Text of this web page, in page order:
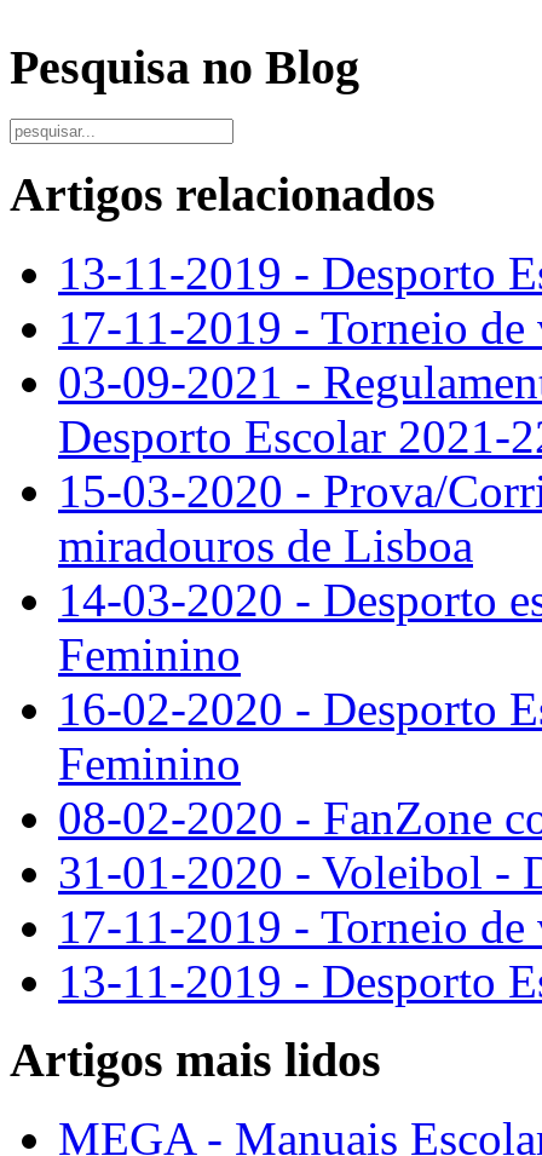
Pesquisa no Blog
Artigos relacionados
13-11-2019 - Desporto
17-11-2019 - Torneio
03-09-2021 -
Desporto Escolar 2021-
15-03-2020 - Prova/
miradouros de Lisboa
14-03-2020 - Desporto
Feminino
16-02-2020 - Desporto
Feminino
08-02-2020 - FanZone
31-01-2020 - Voleibol -
17-11-2019 - Torneio
13-11-2019 - Desporto
Artigos mais lidos
MEGA - Manuais